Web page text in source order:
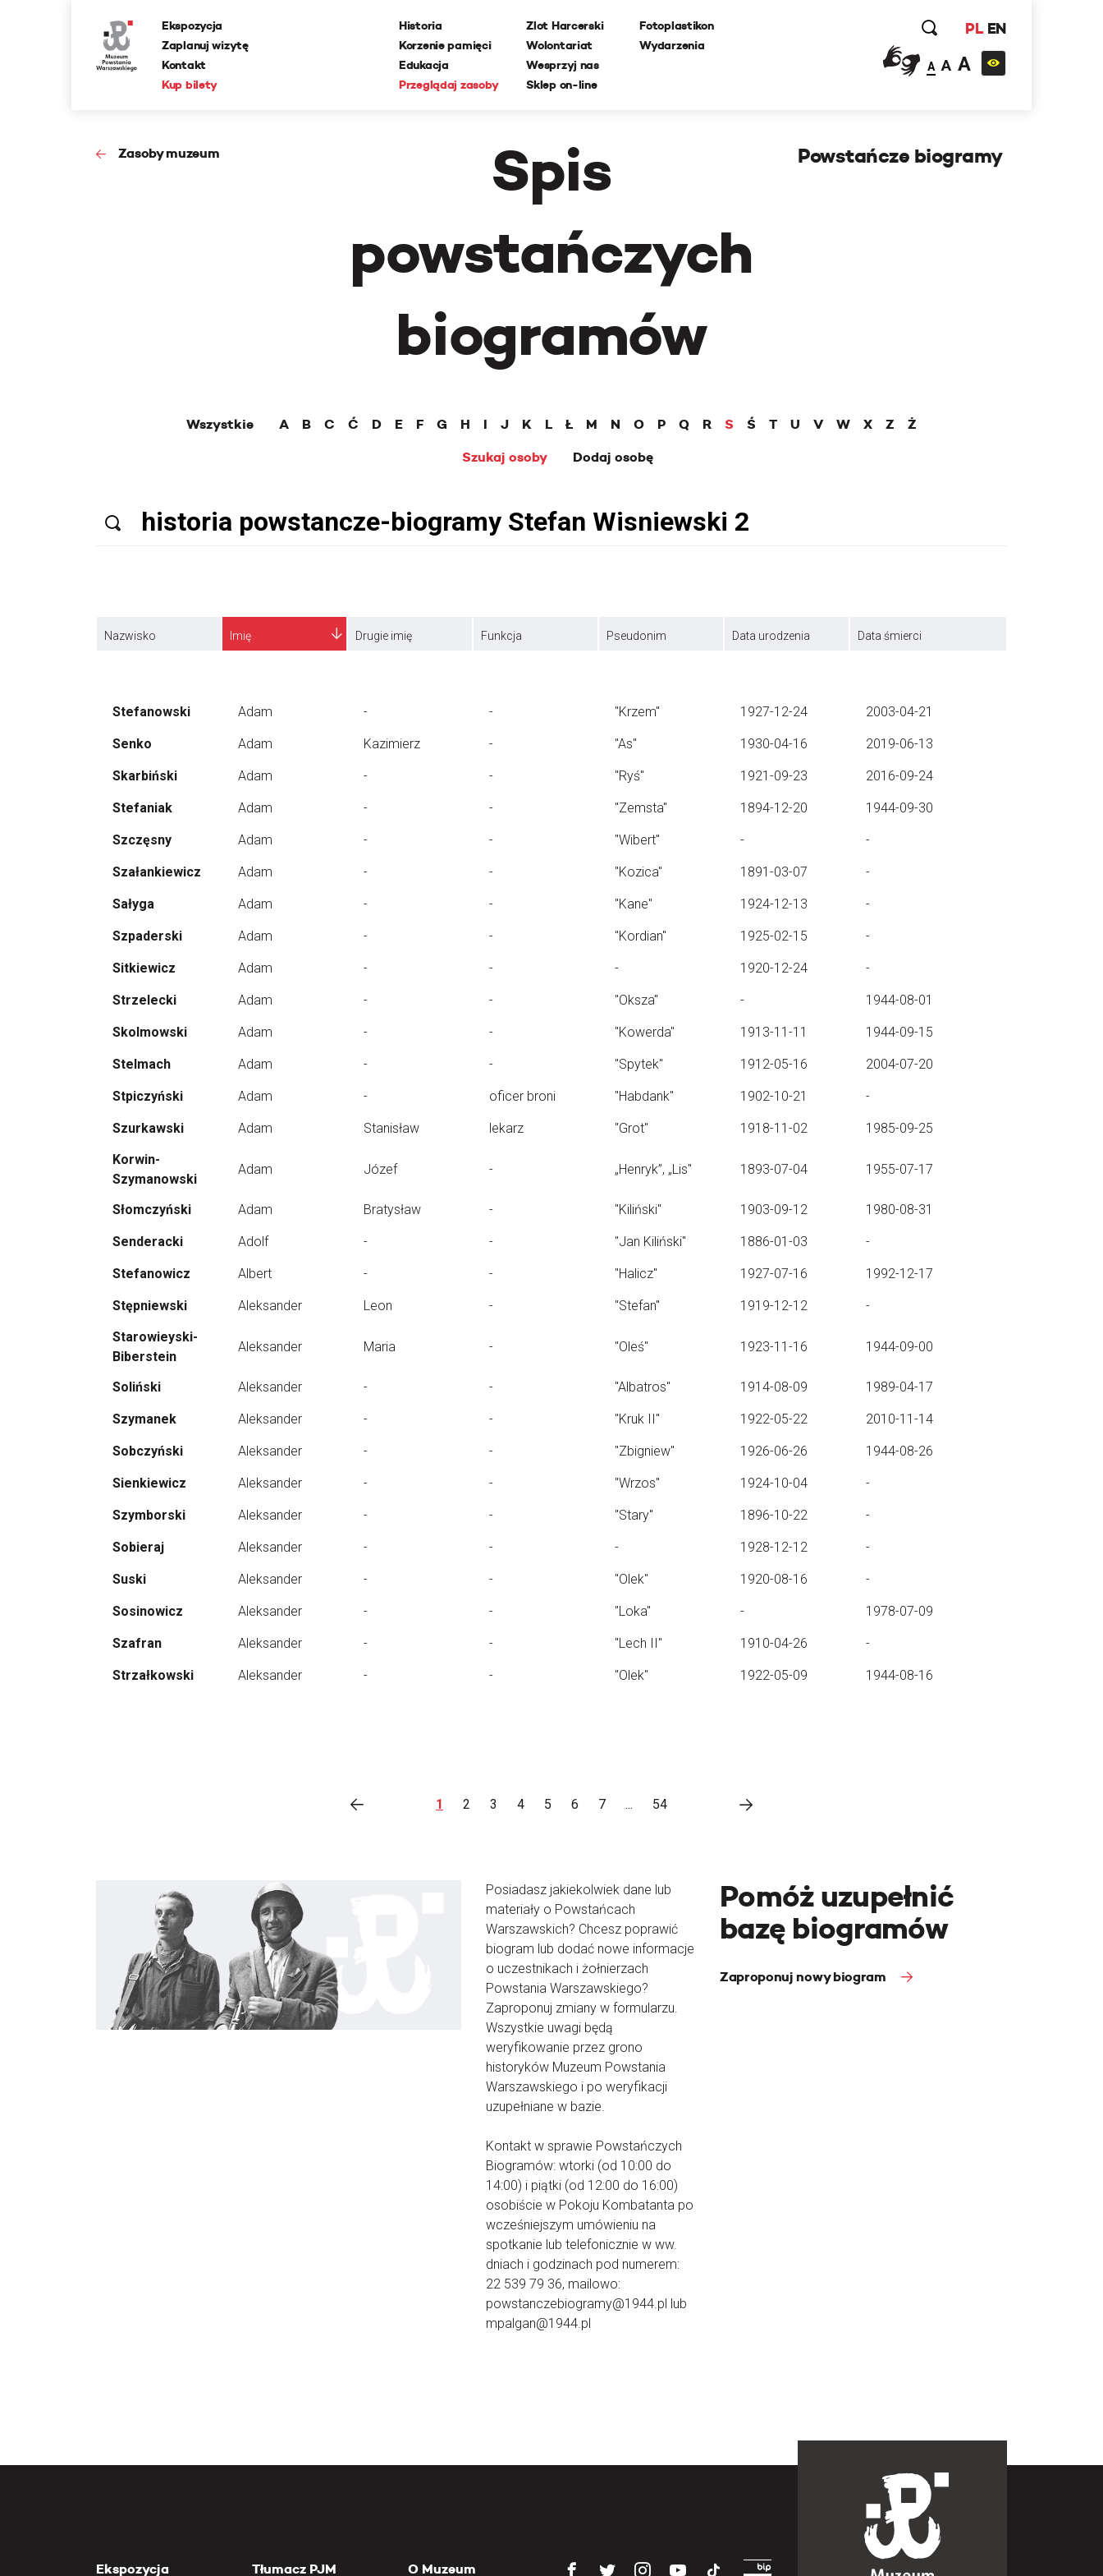
Ekspozycja
Zaplanuj wizytę
Kontakt
Kup bilety
Historia
Korzenie pamięci
Edukacja
Przeglądaj zasoby
Zlot Harcerski
Wolontariat
Wesprzyj nas
Sklep on-line
Fotoplastikon
Wydarzenia
PL EN
A A A
Zasoby muzeum
Spis
powstańczych
biogramów
Powstańcze biogramy
Wszystkie A B C Ć D E F G H I J K L Ł M N O P Q R S Ś T U V W X Z
Ż
Szukaj osoby
Dodaj osobę
Nazwisko Imię Drugie imię Funkcja Pseudonim Data urodzenia Data śmierci
Stefanowski Adam - - "Krzem" 1927-12-24 2003-04-21
Senko Adam Kazimierz - "As" 1930-04-16 2019-06-13
Skarbiński Adam - - "Ryś" 1921-09-23 2016-09-24
Stefaniak Adam - - "Zemsta" 1894-12-20 1944-09-30
Szczęsny Adam - - "Wibert" - -
Szałankiewicz Adam - - "Kozica" 1891-03-07 -
Sałyga Adam - - "Kane" 1924-12-13 -
Szpaderski Adam - - "Kordian" 1925-02-15 -
Sitkiewicz Adam - - - 1920-12-24 -
Strzelecki Adam - - "Oksza" - 1944-08-01
Skolmowski Adam - - "Kowerda" 1913-11-11 1944-09-15
Stelmach Adam - - "Spytek" 1912-05-16 2004-07-20
Stpiczyński Adam - oficer broni "Habdank" 1902-10-21 -
Szurkawski Adam Stanisław lekarz "Grot" 1918-11-02
1985-09-25
Korwin-
Szymanowski
Adam Józef - „Henryk”, „Lis" 1893-07-04 1955-07-17
Słomczyński Adam Bratysław - "Kiliński" 1903-09-12 1980-08-31
Senderacki Adolf - - "Jan Kiliński" 1886-01-03 -
Stefanowicz Albert - - "Halicz" 1927-07-16 1992-12-17
Stępniewski Aleksander Leon - "Stefan" 1919-12-12
-
Starowieyski-
Biberstein
Aleksander Maria - "Oleś" 1923-11-16 1944-09-00
Soliński Aleksander - - "Albatros" 1914-08-09 1989-04-17
Szymanek Aleksander - - "Kruk II" 1922-05-22 2010-11-14
Sobczyński Aleksander - - "Zbigniew" 1926-06-26 1944-08-26
Sienkiewicz Aleksander - - "Wrzos" 1924-10-04 -
Szymborski Aleksander - - "Stary" 1896-10-22 -
Sobieraj Aleksander - - - 1928-12-12 -
Suski Aleksander - - "Olek" 1920-08-16 -
Sosinowicz Aleksander - - "Loka" - 1978-07-09
Szafran Aleksander - - "Lech II" 1910-04-26 -
Strzałkowski Aleksander - - "Olek" 1922-05-09 1944-08-16
1 2 3 4 5 6 7 ... 54
Posiadasz jakiekolwiek dane lub
materiały o Powstańcach
Warszawskich? Chcesz poprawić
biogram lub dodać nowe informacje
o uczestnikach i żołnierzach
Powstania Warszawskiego?
Zaproponuj zmiany w formularzu.
Wszystkie uwagi będą
weryfikowanie przez grono
historyków Muzeum Powstania
Warszawskiego i po weryfikacji
uzupełniane w bazie.
Kontakt w sprawie Powstańczych
Biogramów: wtorki (od 10:00 do
14:00) i piątki (od 12:00 do 16:00)
osobiście w Pokoju Kombatanta po
wcześniejszym umówieniu na
spotkanie lub telefonicznie w ww.
dniach i godzinach pod numerem:
22 539 79 36, mailowo:
powstanczebiogramy@1944.pl lub
mpalgan@1944.pl
Pomóż uzupełnić
bazę biogramów
Zaproponuj nowy biogram
Ekspozycja Tłumacz PJM O Muzeum